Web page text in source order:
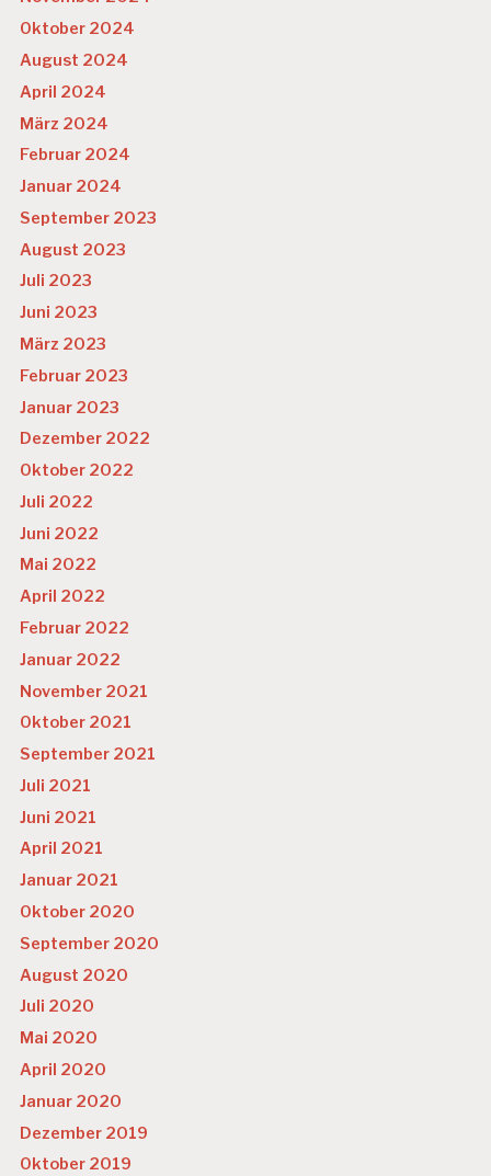
S
T
D
IE
T
Z
T
A
R
B
EI
U
T
E
N
E
M
E
S
L
T
R
Oktober 2024
August 2024
April 2024
März 2024
Februar 2024
Januar 2024
September 2023
August 2023
Juli 2023
Juni 2023
März 2023
Februar 2023
Januar 2023
Dezember 2022
Oktober 2022
Juli 2022
Juni 2022
Mai 2022
April 2022
Februar 2022
Januar 2022
November 2021
Oktober 2021
September 2021
Juli 2021
Juni 2021
April 2021
Januar 2021
Oktober 2020
September 2020
August 2020
Juli 2020
Mai 2020
April 2020
Januar 2020
Dezember 2019
Oktober 2019